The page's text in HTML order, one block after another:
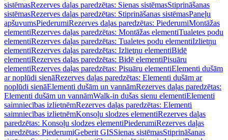
sistēmasRezerves daļas paredzētas: Sienas sistēmasStiprināšanas
sistēmasRezerves daļas paredzētas: Stiprināšanas sistēmasPaneļu
apšuvumsPiederumiRezerves daļas paredzētas: PiederumiMontāžas
elementiRezerves daļas paredzētas: Montāžas elementiTualetes podu
elementiRezerves daļas paredzētas: Tualetes podu elementiIzlietņu
elementiRezerves daļas paredzētas: Izlietņu elementiBidē
elementiRezerves daļas paredzētas: Bidē elementiPisuāru
elementiRezerves daļas paredzētas: Pisuāru elementiElementi dušām
ar noplūdi sienāRezerves daļas paredzētas: Elementi dušām ar
noplūdi sienāElementi dušām un vannāmRezerves daļas paredzētas:
Elementi dušām un vannāmWalk-in dušas sienu elementiElementi
saimniecības izlietnēmRezerves daļas paredzētas: Elementi
saimniecības izlietnēmKonsoļu slodzes elementiRezerves daļas
paredzētas: Konsoļu slodzes elementiPiederumiRezerves daļas
paredzētas: PiederumiGeberit GISSienas sistēmasStiprināšanas